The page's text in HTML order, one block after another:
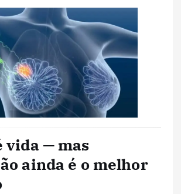
vida — mas
ainda é o melhor